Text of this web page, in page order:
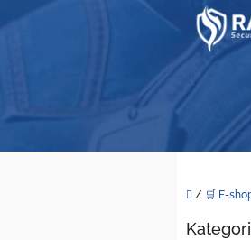
Domů
/ 🛒 E-
Přeskočit